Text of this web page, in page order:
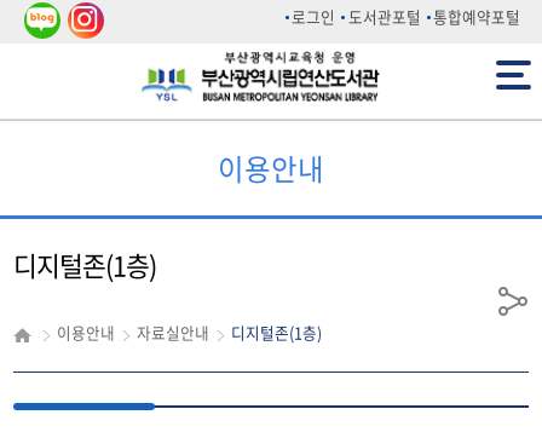
네이
버 블
인스
타그
로그인 도서관포털 통합예약포털
전체메뉴
이용안내
디지털존(1층)
이용안내 자료실안내 디지털존(1층)
공